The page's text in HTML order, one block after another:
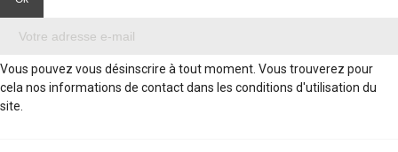
Vous pouvez vous désinscrire à tout moment. Vous trouverez pour
cela nos informations de contact dans les conditions d'utilisation du
site.